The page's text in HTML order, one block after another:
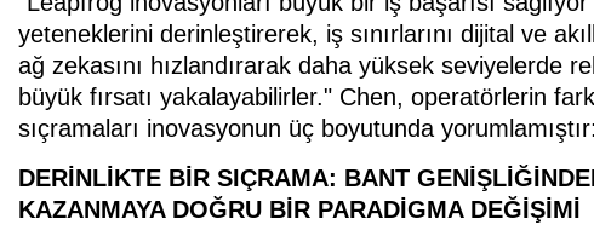
yeteneklerini derinleştirerek, iş sınırlarını dijital ve
ağ zekasını hızlandırarak daha yüksek seviyelerde
büyük fırsatı yakalayabilirler." Chen, operatörlerin
sıçramaları inovasyonun üç boyutunda
DERİNLİKTE BİR SIÇRAMA: BANT
KAZANMAYA DOĞRU BİR PARADİGMA DEĞİŞİMİ